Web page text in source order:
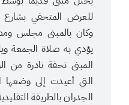
للعرض المتحفي بشارع
وكان بالمبنى مجلس
يؤدي به صلاة الجمعة
المبنى تحفة نادرة من
التي أعيدت إلى وضعها
الجدران بالطريقة